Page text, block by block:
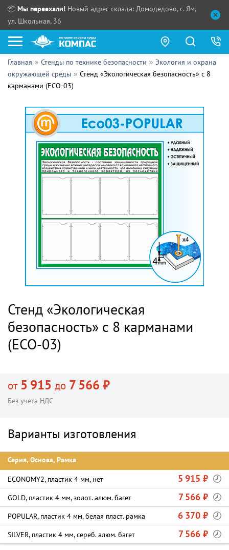
📦 Мы переехали! Новый адрес склада: Домодедово, с. Ям,
ул. Школьная, 36
Как купить?
Прайс-листы
Сотрудничество
Партнерам
Поставщикам
ПН - ЧТ:
ПТ:
СБ, ВС:
Выдача продукции:
Главная Стенды по технике безопасности
Экология и охрана
окружающей среды
Стенд «Экологическая безопасность» с 8
карманами (ECO-03)
Стенд «Экологическая
безопасность» с 8 карманами
(ECO-03)
от5 915 до 7 566 ₽
Без учета НДС
Варианты изготовления
Серия, Основа, Рамка
ECONOMY2, пластик 4 мм, нет 5 915 ₽
GOLD, пластик 4 мм, золот. алюм. багет 7 566 ₽
POPULAR, пластик 4 мм, белая пласт. рамка 6 370 ₽
SILVER, пластик 4 мм, сереб. алюм. багет 7 566 ₽